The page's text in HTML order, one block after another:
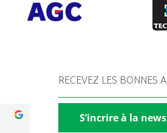
RECEVEZ LES BONNES
S’incrire à la